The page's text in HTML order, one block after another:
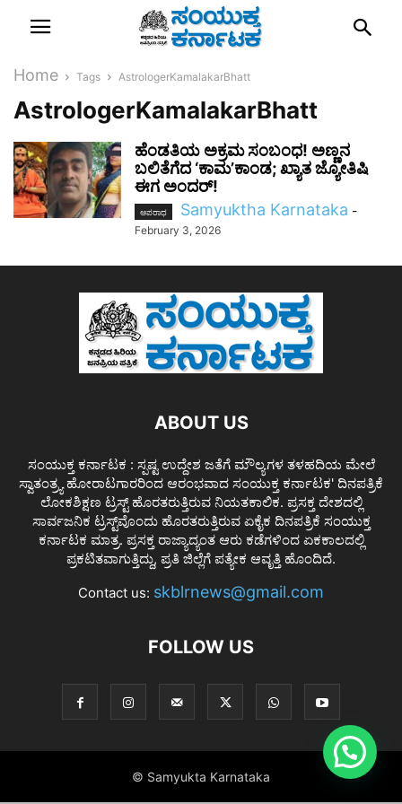
Home Tags AstrologerKamalakarBhatt
AstrologerKamalakarBhatt
ಹೆಂಡತಿಯ ಅಕ್ರಮ ಸಂಬಂಧ! ಅಣ್ಣನ
ಬಲಿತೆಗೆದ ‘ಕಾಮ’ಕಾಂಡ; ಖ್ಯಾತ ಜ್ಯೋತಿಷಿ
ಈಗ ಅಂದರ್!
ಅಪರಾಧ Samyuktha Karnataka -
February 3, 2026
ABOUT US
ಸಂಯುಕ್ತ ಕರ್ನಾಟಕ : ಸ್ಪಷ್ಟ ಉದ್ದೇಶ ಜತೆಗೆ ಮೌಲ್ಯಗಳ ತಳಹದಿಯ ಮೇಲೆ
ಸ್ವಾತಂತ್ರ್ಯ ಹೋರಾಟಗಾರರಿಂದ ಆರಂಭವಾದ ಸಂಯುಕ್ತ ಕರ್ನಾಟಕ' ದಿನಪತ್ರಿಕೆ
ಲೋಕಶಿಕ್ಷಣ ಟ್ರಸ್ಟ್ ಹೊರತರುತ್ತಿರುವ ನಿಯತಕಾಲಿಕ. ಪ್ರಸಕ್ತ ದೇಶದಲ್ಲಿ
ಸಾರ್ವಜನಿಕ ಟ್ರಸ್ಟ್‌ವೊಂದು ಹೊರತರುತ್ತಿರುವ ಏಕೈಕ ದಿನಪತ್ರಿಕೆ ಸಂಯುಕ್ತ
ಕರ್ನಾಟಕ ಮಾತ್ರ. ಪ್ರಸಕ್ತ ರಾಜ್ಯಾದ್ಯಂತ ಆರು ಕಡೆಗಳಿಂದ ಏಕಕಾಲದಲ್ಲಿ
ಪ್ರಕಟಿತವಾಗುತ್ತಿದ್ದು, ಪ್ರತಿ ಜಿಲ್ಲೆಗೆ ಪತ್ಯೇಕ ಆವೃತ್ತಿ ಹೊಂದಿದೆ.
Contact us: skblrnews@gmail.com
FOLLOW US
© Samyukta Karnataka